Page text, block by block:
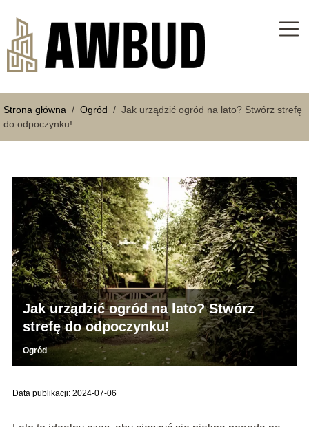
Strona główna / Ogród / Jak urządzić ogród na lato? Stwórz strefę
do odpoczynku!
Jak urządzić ogród na lato? Stwórz
strefę do odpoczynku!
Ogród
Data publikacji: 2024-07-06